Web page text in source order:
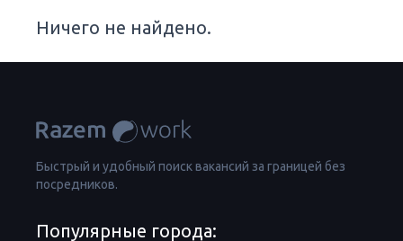
Ничего не найдено.
Быстрый и удобный поиск вакансий за границей без
посредников.
Популярные города: